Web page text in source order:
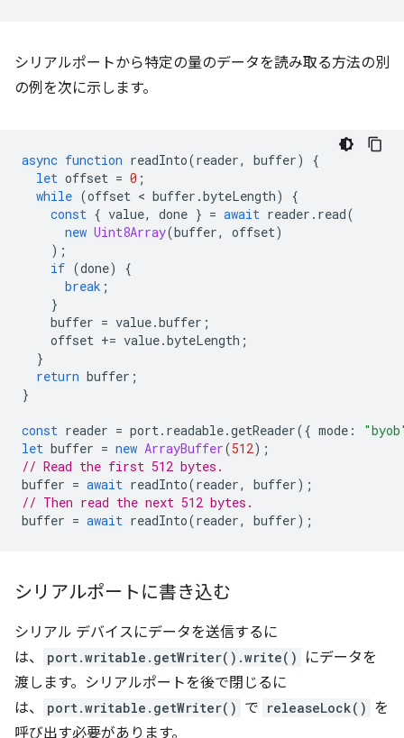
シリアルポートから特定の量のデータを読み取る方法の別
の例を次に示します。
async function readInto(reader, buffer)
{
let offset = 0 ;
while (offset < buffer .byteLength)
{
const { value, done } = await reader . read(
new Uint8Array(buffer, offset)
);
if (done)
{
break ;
}
buffer = value.buffer ;
offset += value.byteLength ;
}
return buffer ;
}
const reader = port. readable.getReader({ mode :
let buffer = new ArrayBuffer(512);
// Read the first 512 bytes.
buffer = await readInto(reader, buffer);
// Then read the next 512 bytes.
buffer = await readInto(reader, buffer);
シリアルポートに書き込む
シリアル デバイスにデータを送信するに
は、
port.writable.getWriter().write()
にデータを
渡します。シリアルポートを後で閉じるに
は、
port.writable.getWriter() で releaseLock() を
呼び出す必要があります。